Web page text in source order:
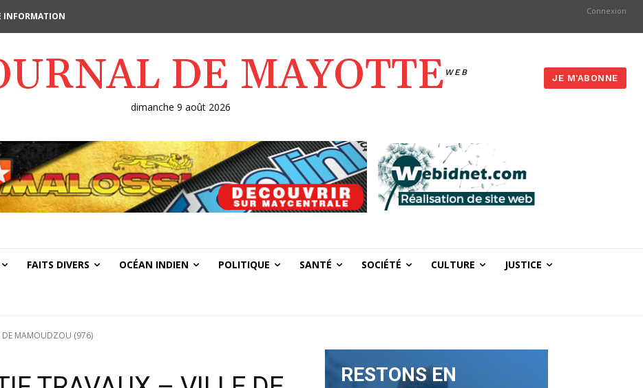
INFORMATION Connexion
DE MAYOTTE WEB
JE M'ABONNE
dimanche 9 août 2026
FAITS DIVERS OCÉAN INDIEN POLITIQUE SANTÉ SOCIÉTÉ CULTURE JUSTICE
DE MAMOUDZOU (976)
RESTONS EN